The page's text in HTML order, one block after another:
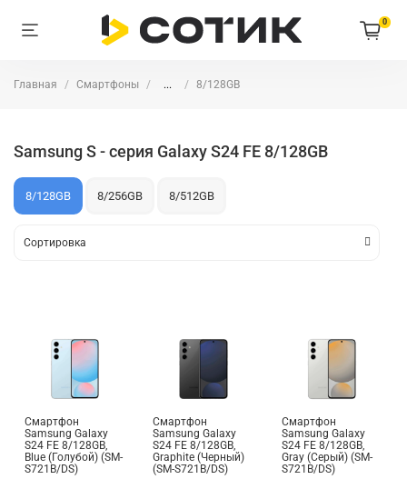
0
Главная Смартфоны ... 8/128GB
Samsung S - серия Galaxy S24 FE 8/128GB
8/128GB 8/256GB 8/512GB
Смартфон
Samsung Galaxy
S24 FE 8/128GB,
Blue (Голубой) (SM-
S721B/DS)
Смартфон
Samsung Galaxy
S24 FE 8/128GB,
Graphite (Черный)
(SM-S721B/DS)
Смартфон
Samsung Galaxy
S24 FE 8/128GB,
Gray (Серый) (SM-
S721B/DS)